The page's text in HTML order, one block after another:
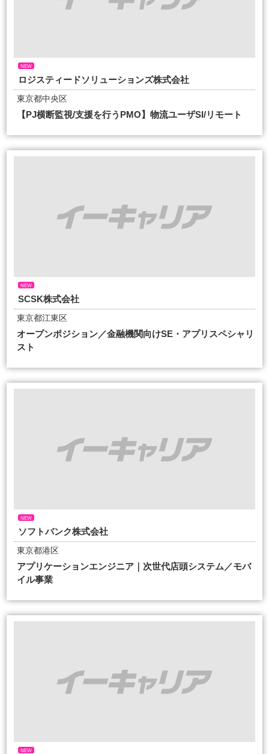
NEW
ロジスティードソリューションズ株式会社
東京都中央区
【PJ横断監視/支援を行うPMO】物流ユーザSI/リモート
NEW
SCSK株式会社
東京都江東区
オープンポジション／金融機関向けSE・アプリスペシャリ
スト
NEW
ソフトバンク株式会社
東京都港区
アプリケーションエンジニア｜次世代店頭システム／モバ
イル事業
NEW